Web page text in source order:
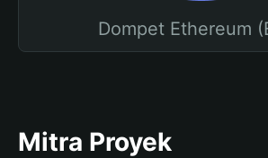
Dompet Ethereum
Mitra Proyek